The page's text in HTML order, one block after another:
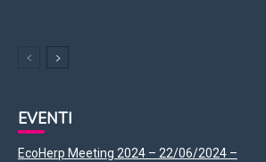
EVENTI
EcoHerp Meeting 2024 – 22/06/2024 –